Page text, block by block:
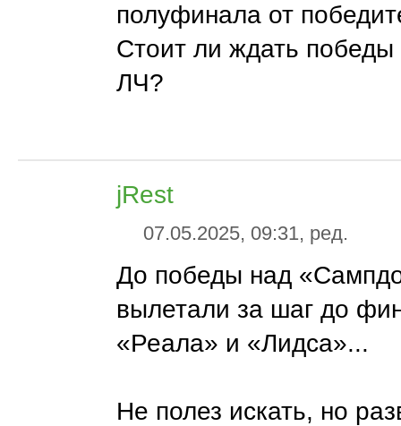
полуфинала от
Стоит ли ждать
ЛЧ?
jRest
07.05.2025, 09:31, ред.
До победы над
вылетали за шаг до
«Реала» и «Лидса»...
Не полез искать, но